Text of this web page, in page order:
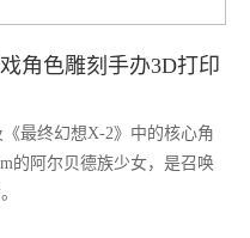
角色雕刻手办3D打印
最终幻想X-2》中的核心角
的阿尔贝德族少女，是召唤